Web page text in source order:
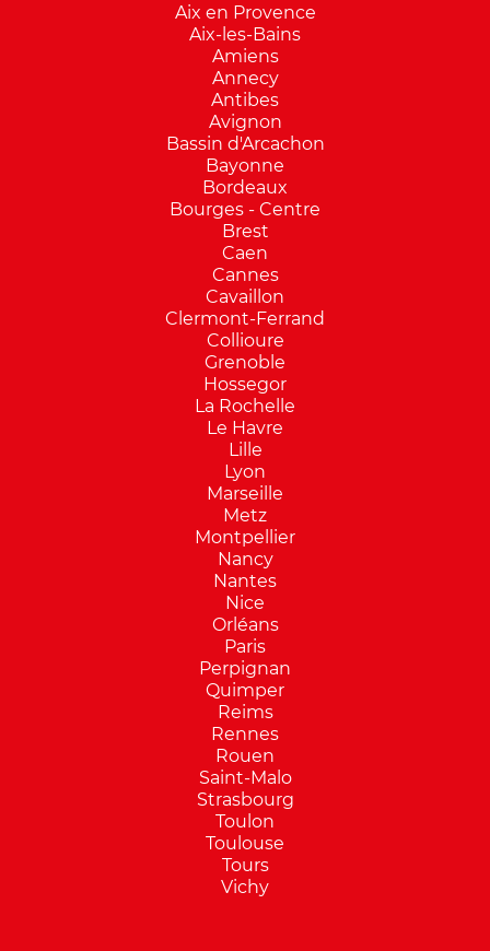
Aix en Provence
Aix-les-Bains
Amiens
Annecy
Antibes
Avignon
Bassin d'Arcachon
Bayonne
Bordeaux
Bourges - Centre
Brest
Caen
Cannes
Cavaillon
Clermont-Ferrand
Collioure
Grenoble
Hossegor
La Rochelle
Le Havre
Lille
Lyon
Marseille
Metz
Montpellier
Nancy
Nantes
Nice
Orléans
Paris
Perpignan
Quimper
Reims
Rennes
Rouen
Saint-Malo
Strasbourg
Toulon
Toulouse
Tours
Vichy